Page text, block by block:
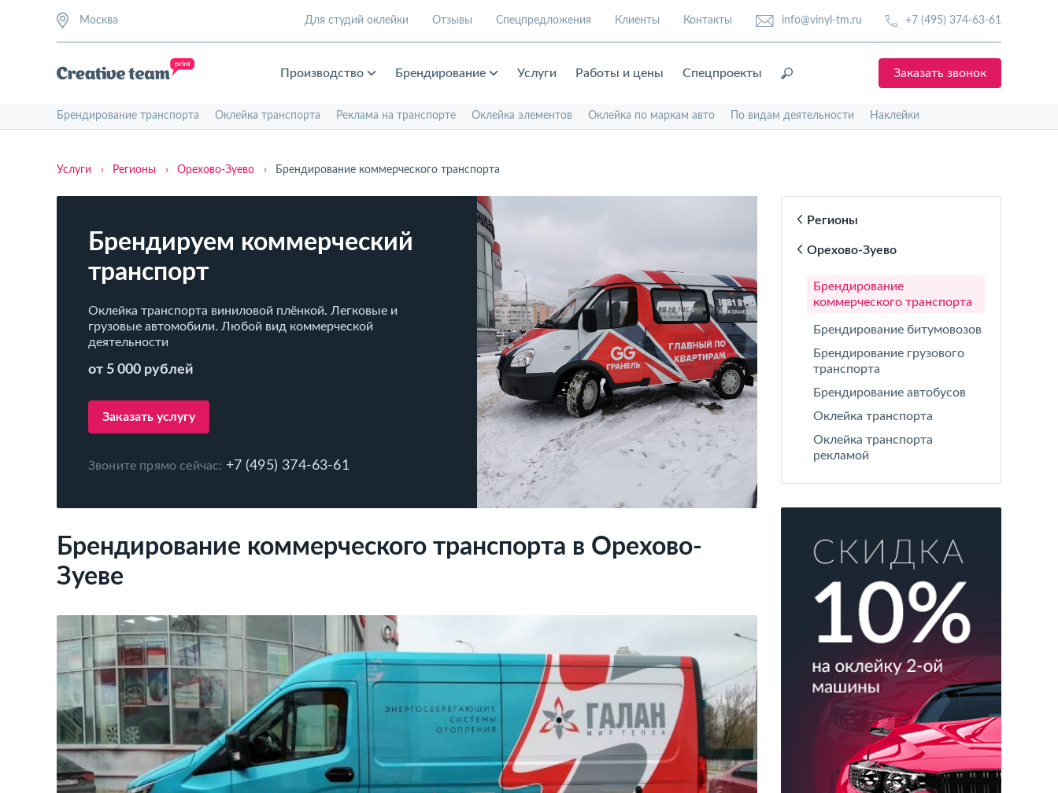
Москва Для студий оклейки Отзывы Спецпредложения Клиенты Контакты info@vinyl-tm.ru +7 (495) 374-63-61
Производство Брендирование Услуги Работы и цены Спецпроекты Заказать звонок
Брендирование транспорта Оклейка транспорта Реклама на транспорте Оклейка элементов Оклейка по маркам авто По видам деятельности Наклейки
Услуги › Регионы › Орехово-Зуево › Брендирование коммерческого транспорта
Брендируем коммерческий
транспорт
Оклейка транспорта виниловой плёнкой. Легковые и
грузовые автомобили. Любой вид коммерческой
деятельности
от 5 000 рублей
Заказать услугу
Звоните прямо сейчас: +7 (495) 374-63-61
Брендирование коммерческого транспорта в Орехово-
Зуеве
Регионы
Орехово-Зуево
Брендирование
коммерческого транспорта
Брендирование битумовозов
Брендирование грузового
транспорта
Брендирование автобусов
Оклейка транспорта
Оклейка транспорта
рекламой